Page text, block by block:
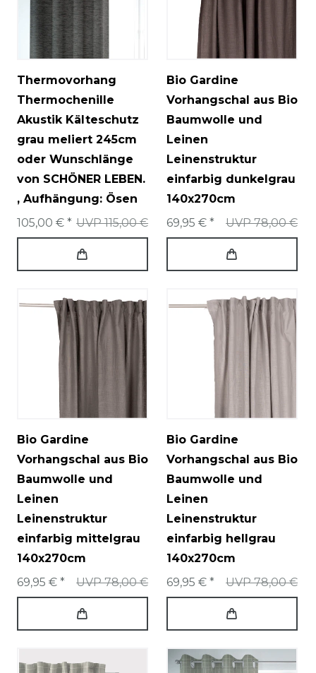
Thermovorhang
Thermochenille
Akustik Kälteschutz
grau meliert 245cm
oder Wunschlänge
von SCHÖNER LEBEN.
, Aufhängung: Ösen
UVP 115,00 €
105,00 € *
Bio Gardine
Vorhangschal aus Bio
Baumwolle und
Leinen
Leinenstruktur
einfarbig dunkelgrau
140x270cm
UVP 78,00 €
69,95 € *
Bio Gardine
Vorhangschal aus Bio
Baumwolle und
Leinen
Leinenstruktur
einfarbig mittelgrau
140x270cm
UVP 78,00 €
69,95 € *
Bio Gardine
Vorhangschal aus Bio
Baumwolle und
Leinen
Leinenstruktur
einfarbig hellgrau
140x270cm
UVP 78,00 €
69,95 € *